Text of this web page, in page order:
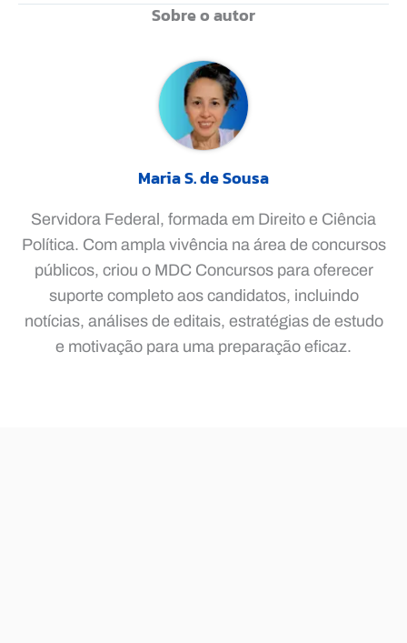
Sobre o autor
Maria S. de Sousa
Servidora Federal, formada em Direito e Ciência
Política. Com ampla vivência na área de concursos
públicos, criou o MDC Concursos para oferecer
suporte completo aos candidatos, incluindo
notícias, análises de editais, estratégias de estudo
e motivação para uma preparação eficaz.